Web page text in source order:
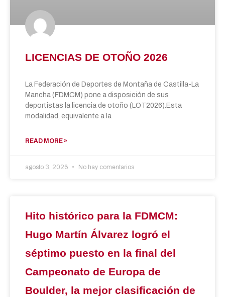
LICENCIAS DE OTOÑO 2026
La Federación de Deportes de Montaña de Castilla-La
Mancha (FDMCM) pone a disposición de sus
deportistas la licencia de otoño (LOT2026).Esta
modalidad, equivalente a la
READ MORE »
agosto 3, 2026 No hay comentarios
Hito histórico para la FDMCM:
Hugo Martín Álvarez logró el
séptimo puesto en la final del
Campeonato de Europa de
Boulder, la mejor clasificación de